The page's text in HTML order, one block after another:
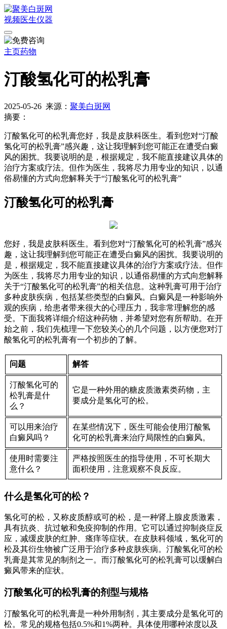
视频医生仪器
主页药物
汀酸氢化可的松乳膏
2025-05-26 来源： 聚美白斑网
摘要：
汀酸氢化可的松乳膏您好，我是皮肤科医生。看到您对“汀酸
氢化可的松乳膏”感兴趣，这让我理解到您可能正在遭受白癜
风的困扰。我要说明的是，根据规定，我不能直接建议具体的
治疗方案或疗法。但作为医生，我将尽力用专业的知识，以通
俗易懂的方式向您解释关于“汀酸氢化可的松乳膏”
汀酸氢化可的松乳膏
您好，我是皮肤科医生。看到您对“汀酸氢化可的松乳膏”感兴
趣，这让我理解到您可能正在遭受白癜风的困扰。我要说明的
是，根据规定，我不能直接建议具体的治疗方案或疗法。但作
为医生，我将尽力用专业的知识，以通俗易懂的方式向您解释
关于“汀酸氢化可的松乳膏”的相关信息。这种乳膏可用于治疗
多种皮肤疾病，包括某些类型的白癜风。白癜风是一种影响外
观的疾病，给患者带来很大的心理压力，我非常理解您的感
受。下面我将详细介绍这种药物，并希望对您有所帮助。在开
始之前，我们先梳理一下您较关心的几个问题，以方便您对汀
酸氢化可的松乳膏有一个初步的了解。
问题 解答
汀酸氢化可的
松乳膏是什
么？
它是一种外用的糖皮质激素类药物，主
要成分是氢化可的松。
可以用来治疗
白癜风吗？
在某些情况下，医生可能会使用汀酸氢
化可的松乳膏来治疗局限性的白癜风。
使用时需要注
意什么？
严格按照医生的指导使用，不可长期大
面积使用，注意观察不良反应。
什么是氢化可的松？
氢化可的松，又称皮质醇或可的松，是一种肾上腺皮质激素，
具有抗炎、抗过敏和免疫抑制的作用。它可以通过抑制炎症反
应，减缓皮肤的红肿、瘙痒等症状。在皮肤科领域，氢化可的
松及其衍生物被广泛用于治疗多种皮肤疾病。汀酸氢化可的松
乳膏是其常见的制剂之一。而汀酸氢化可的松乳膏可以缓解白
癜风带来的症状。
汀酸氢化可的松乳膏的剂型与规格
汀酸氢化可的松乳膏是一种外用制剂，其主要成分是氢化可的
松。常见的规格包括0.5%和1%两种。具体使用哪种浓度以及